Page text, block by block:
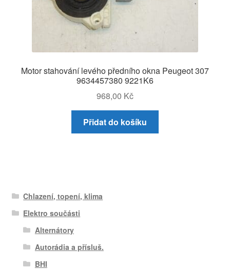
Motor stahování levého předního okna Peugeot 307
9634457380 9221K6
968,00 Kč
Přidat do košíku
Chlazení, topení, klima
Elektro součásti
Alternátory
Autorádia a přísluš.
BHI